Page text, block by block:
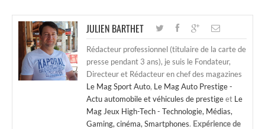
JULIEN BARTHET
Rédacteur professionnel (titulaire de la carte de
presse pendant 3 ans), je suis le Fondateur,
Directeur et Rédacteur en chef des magazines
Le Mag Sport Auto, Le Mag Auto Prestige -
Actu automobile et véhicules de prestigeet Le
Mag Jeux High-Tech - Technologie, Médias,
Gaming, cinéma, Smartphones. Expérience de